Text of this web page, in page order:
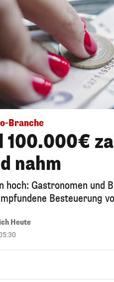
Branche
nahm
hoch: Gastronomen und
Besteuerung
Heute